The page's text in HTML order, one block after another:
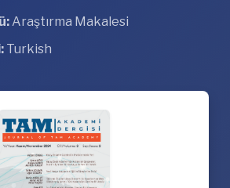
Araştırma Makalesi
Turkish